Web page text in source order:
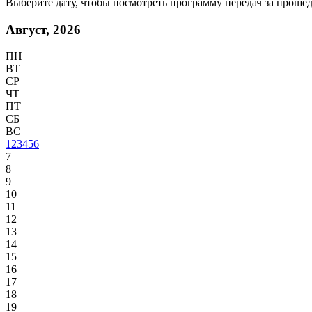
Август, 2026
ПН
ВТ
СР
ЧТ
ПТ
СБ
ВС
1 23456
7
8
9
10
11
12
13
14
15
16
17
18
19